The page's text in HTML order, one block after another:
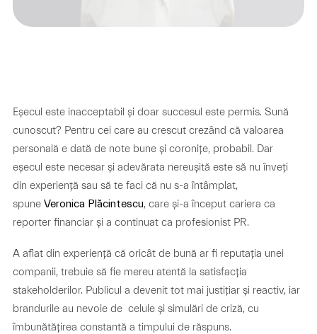
Eșecul este inacceptabil și doar succesul este permis. Sună
cunoscut? Pentru cei care au crescut crezând că valoarea
personală e dată de note bune și coronițe, probabil. Dar
eșecul este necesar și adevărata nereușită este să nu înveți
din experiență sau să te faci că nu s-a întâmplat,
spune Veronica Plăcintescu, care și-a început cariera ca
reporter financiar și a continuat ca profesionist PR.
A aflat din experiență că oricât de bună ar fi reputația unei
companii, trebuie să fie mereu atentă la satisfacția
stakeholderilor. Publicul a devenit tot mai justițiar și reactiv, iar
brandurile au nevoie de celule și simulări de criză, cu
îmbunătățirea constantă a timpului de răspuns.